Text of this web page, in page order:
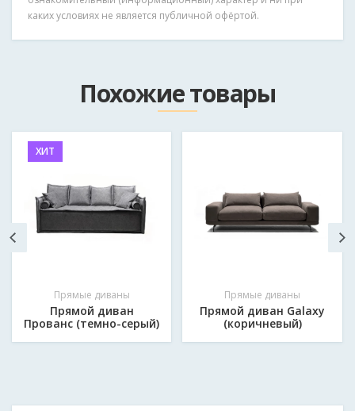
каких условиях не является публичной офёртой.
Email
Мобильный телефон в формате 375**********
Похожие товары
ХИТ
Прямые диваны
Прямой диван
Прованс (темно-серый)
Прямые диваны
Прямой диван Galaxy
(коричневый)